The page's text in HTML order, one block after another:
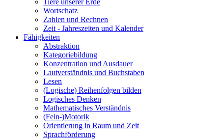
Tiere unserer Erde
Wortschatz
Zahlen und Rechnen
Zeit - Jahreszeiten und Kalender
Fähigkeiten
Abstraktion
Kategoriebildung
Konzentration und Ausdauer
Lautverständnis und Buchstaben
Lesen
(Logische) Reihenfolgen bilden
Logisches Denken
Mathematisches Verständnis
(Fein-)Motorik
Orientierung in Raum und Zeit
Sprachförderung